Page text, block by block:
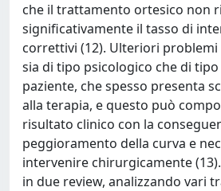
che il trattamento ortesico non
significativamente il tasso di
correttivi (12). Ulteriori
sia di tipo psicologico che di
paziente, che spesso presenta
alla terapia, e questo può
risultato clinico con la
peggioramento della curva e
intervenire chirurgicamente
in due review, analizzando vari